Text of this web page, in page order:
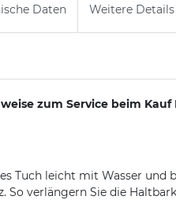
Daten Weitere Details
zum Service beim
Tuch leicht mit Wasser und
So verlängern Sie die